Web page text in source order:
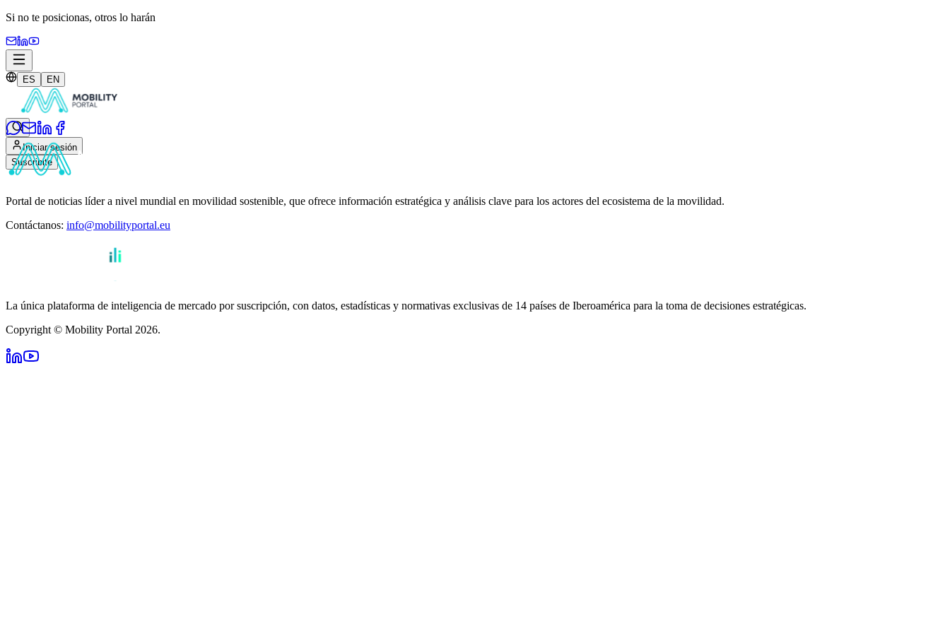
Si no te posicionas, otros lo harán
ES EN
Iniciar sesión
Suscribite
Portal de noticias líder a nivel mundial en movilidad sostenible, que ofrece información estratégica y análisis clave para los actores del ecosistema de la movilidad.
Contáctanos: info@mobilityportal.eu
La única plataforma de inteligencia de mercado por suscripción, con datos, estadísticas y normativas exclusivas de 14 países de Iberoamérica para la toma de decisiones estratégicas.
Copyright © Mobility Portal 2026.